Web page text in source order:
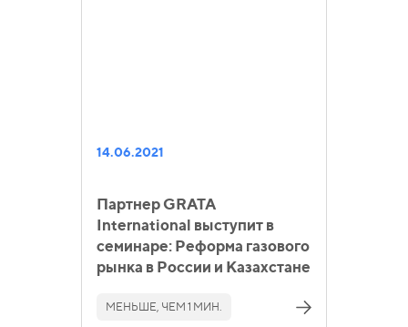
14.06.2021
Партнер GRATA
International выступит в
семинаре: Реформа газового
рынка в России и Казахстане
МЕНЬШЕ, ЧЕМ 1 МИН.